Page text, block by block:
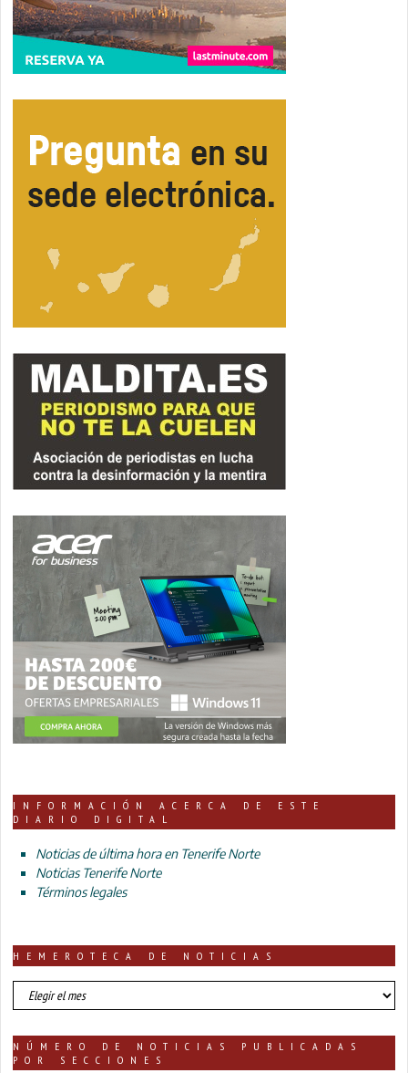
INFORMACIÓN ACERCA DE ESTE
DIARIO DIGITAL
Noticias de última hora en Tenerife Norte
Noticias Tenerife Norte
Términos legales
HEMEROTECA DE NOTICIAS
HEMEROTECA
DE
NÚMERO DE NOTICIAS PUBLICADAS
POR SECCIONES